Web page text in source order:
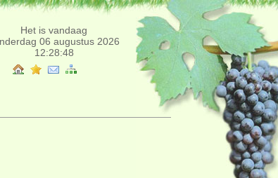
Het is vandaag
06 augustus 2026
12:28:48